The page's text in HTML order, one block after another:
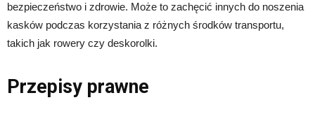
bezpieczeństwo i zdrowie. Może to zachęcić innych do noszenia
kasków podczas korzystania z różnych środków transportu,
takich jak rowery czy deskorolki.
Przepisy prawne